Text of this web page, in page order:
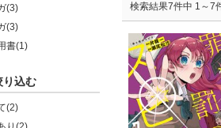
(3)
(3)
書(1)
り込む
(2)
検索結果7件中 1～7